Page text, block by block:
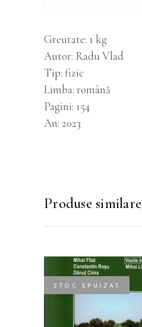
Greutate 1 kg
Autor Radu Vlad
Tip fizic
Limba română
Pagini 154
An 2023
Produse similare
STOC EPUIZAT